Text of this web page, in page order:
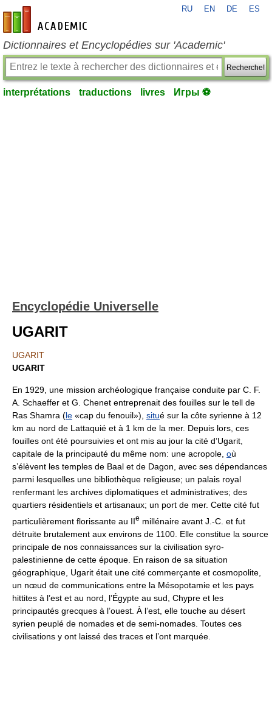
fr-academic.com
RU EN DE ES
Dictionnaires et Encyclopédies sur 'Academic'
Recherche!
interprétations traductions livres Игры ⚽
Encyclopédie Universelle
UGARIT
UGARIT
UGARIT
En 1929, une mission archéologique française conduite par C. F.
A. Schaeffer et G. Chenet entreprenait des fouilles sur le tell de
Ras Shamra (le «cap du fenouil»), situé sur la côte syrienne à 12
km au nord de Lattaquié et à 1 km de la mer. Depuis lors, ces
fouilles ont été poursuivies et ont mis au jour la cité d’Ugarit,
capitale de la principauté du même nom: une acropole, où
s’élèvent les temples de Baal et de Dagon, avec ses dépendances
parmi lesquelles une bibliothèque religieuse; un palais royal
renfermant les archives diplomatiques et administratives; des
quartiers résidentiels et artisanaux; un port de mer. Cette cité fut
particulièrement florissante au IIe millénaire avant J.-C. et fut
détruite brutalement aux environs de 1100. Elle constitue la source
principale de nos connaissances sur la civilisation syro-
palestinienne de cette époque. En raison de sa situation
géographique, Ugarit était une cité commerçante et cosmopolite,
un nœud de communications entre la Mésopotamie et les pays
hittites à l’est et au nord, l’Égypte au sud, Chypre et les
principautés grecques à l’ouest. À l’est, elle touche au désert
syrien peuplé de nomades et de semi-nomades. Toutes ces
civilisations y ont laissé des traces et l’ont marquée.